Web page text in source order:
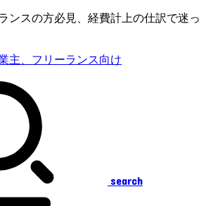
ンスの方必見、経費計上の仕訳で迷っ
主、フリーランス向け
search